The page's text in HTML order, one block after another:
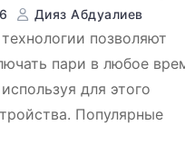
Дияз Абдуалиев
позволяют
пари в любое
для этого
Популярные